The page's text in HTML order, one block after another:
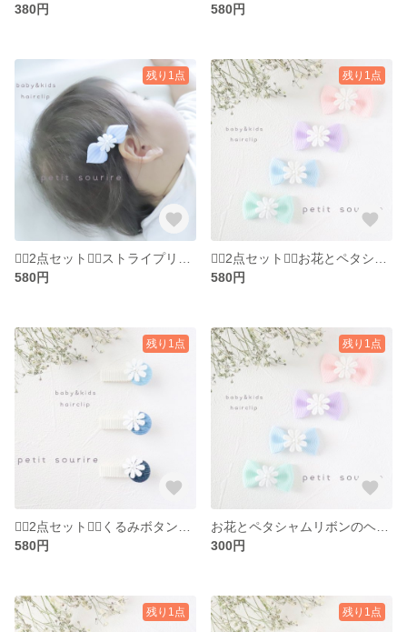
380円
580円
残り1点
580円
残り1点
580円
残り1点
580円
残り1点
300円
残り1点 残り1点